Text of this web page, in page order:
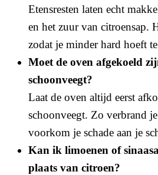
Etensresten laten echt
en het zuur van citroensap.
zodat je minder hard hoeft
Moet de oven afgekoeld
schoonveegt?
Laat de oven altijd eerst
schoonveegt. Zo verbrand
voorkom je schade aan je
Kan ik limoenen of
plaats van citroen?